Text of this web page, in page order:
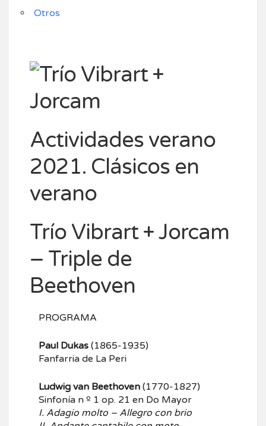
Otros
Actividades verano
2021. Clásicos en
verano
Trío Vibrart + Jorcam
– Triple de
Beethoven
PROGRAMA
Paul Dukas (1865-1935)
Fanfarria de La Peri
Ludwig van Beethoven (1770-1827)
Sinfonía n º 1 op. 21 en Do Mayor
I. Adagio molto – Allegro con brio